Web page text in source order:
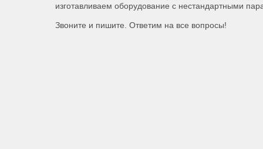
изготавливаем оборудование с нестандартными
Звоните и пишите. Ответим на все вопросы!